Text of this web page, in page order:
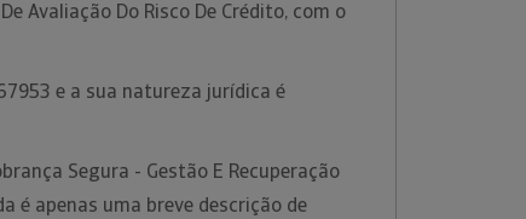
Avaliação Do Risco De Crédito, com o
e a sua natureza jurídica é
Segura - Gestão E Recuperação
é apenas uma breve descrição de